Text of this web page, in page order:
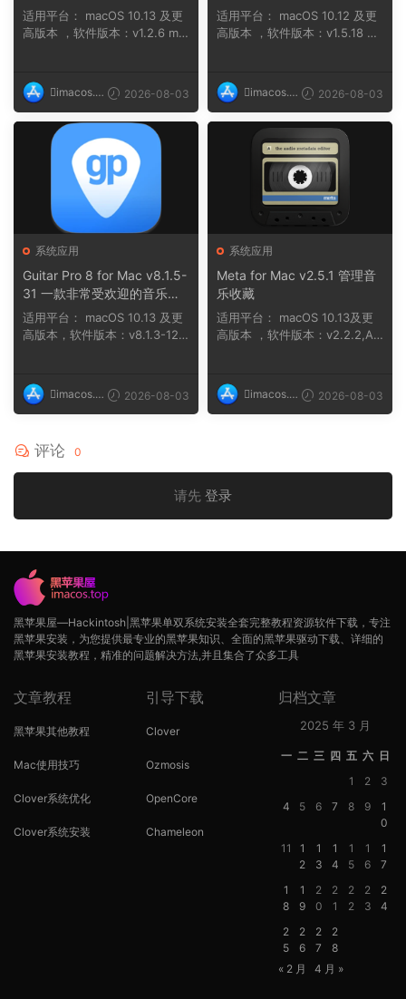
适用平台： macOS 10.13 及更
高版本 ，软件版本：v1.2.6 ma
imacos.t
op
2026-08-03
适用平台： macOS 10.12 及更
高版本 ，软件版本：v1.5.18 na
imacos.t
op
2026-08-03
系统应用
Guitar Pro 8 for Mac v8.1.5-
31 一款非常受欢迎的音乐制
作软件
适用平台： macOS 10.13 及更
高版本，软件版本：v8.1.3-121
imacos.t
op
2026-08-03
系统应用
Meta for Mac v2.5.1 管理音
乐收藏
适用平台： macOS 10.13及更
高版本 ，软件版本：v2.2.2,AR
imacos.t
op
2026-08-03
评论 0
请先 登录
黑苹果屋—Hackintosh|黑苹果单双系统安装全套完整教程资源软件下载，专注
黑苹果安装，为您提供最专业的黑苹果知识、全面的黑苹果驱动下载、详细的
黑苹果安装教程，精准的问题解决方法,并且集合了众多工具
文章教程
黑苹果其他教程
Mac使用技巧
Clover系统优化
Clover系统安装
引导下载
Clover
Ozmosis
OpenCore
Chameleon
归档文章
2025 年 3 月
一 二 三 四 五 六 日
1
2
3
4
5 6 7 8 9
1
0
11
1
2
1
3
1
4
1
5
1
6
1
7
1
8
1
9
2
0
2
1
2
2
2
3
2
4
2
5
2
6
2
7
2
8
« 2 月
4 月 »